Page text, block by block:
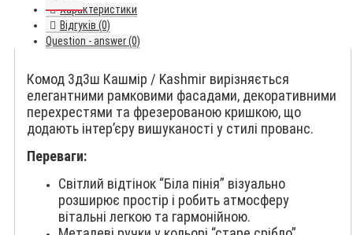
Характеристики
Відгуків (0)
Question - answer (0)
Комод 3д3ш Кашмір / Kashmir вирізняється
елегантними рамковими фасадами, декоративними
перехрестями та фрезерованою кришкою, що
додають інтер’єру вишуканості у стилі прованс.
Переваги:
Світлий відтінок “Біла пінія” візуально
розширює простір і робить атмосферу
вітальні легкою та гармонійною.